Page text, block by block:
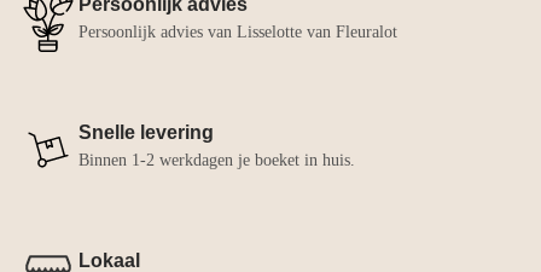
Persoonlijk advies
Persoonlijk advies van Lisselotte van Fleuralot
Snelle levering
Binnen 1-2 werkdagen je boeket in huis.
Lokaal